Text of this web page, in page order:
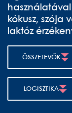
kókusz, szója
laktóz
ÖSSZETEVŐK
LOGISZTIKA